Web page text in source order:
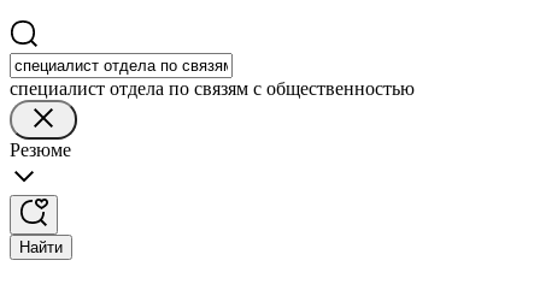
специалист отдела по связям с общественностью
Резюме
Найти